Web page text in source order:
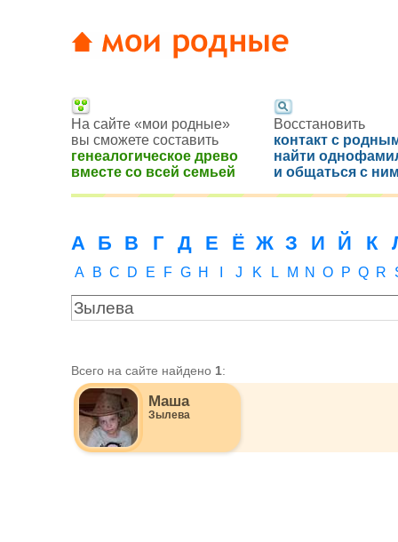
На сайте «мои родные»
вы сможете составить
генеалогическое древо
вместе со всей семьей
Восстановить
контакт с
найти
и общаться с
А Б В Г Д Е Ё Ж З И Й К
A B C D E F G H J K L M N O P Q R
Всего на сайте найдено 1:
Маша
Зылева